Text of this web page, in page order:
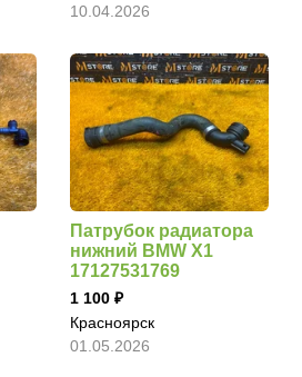
10.04.2026
Патрубок радиатора
нижний BMW X1
17127531769
1 100
Красноярск
01.05.2026